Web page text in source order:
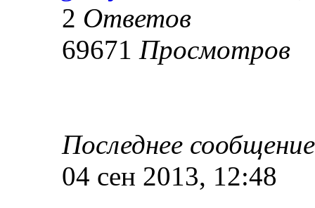
2 Ответов
69671 Просмотров
Последнее
04 сен 2013, 12:48